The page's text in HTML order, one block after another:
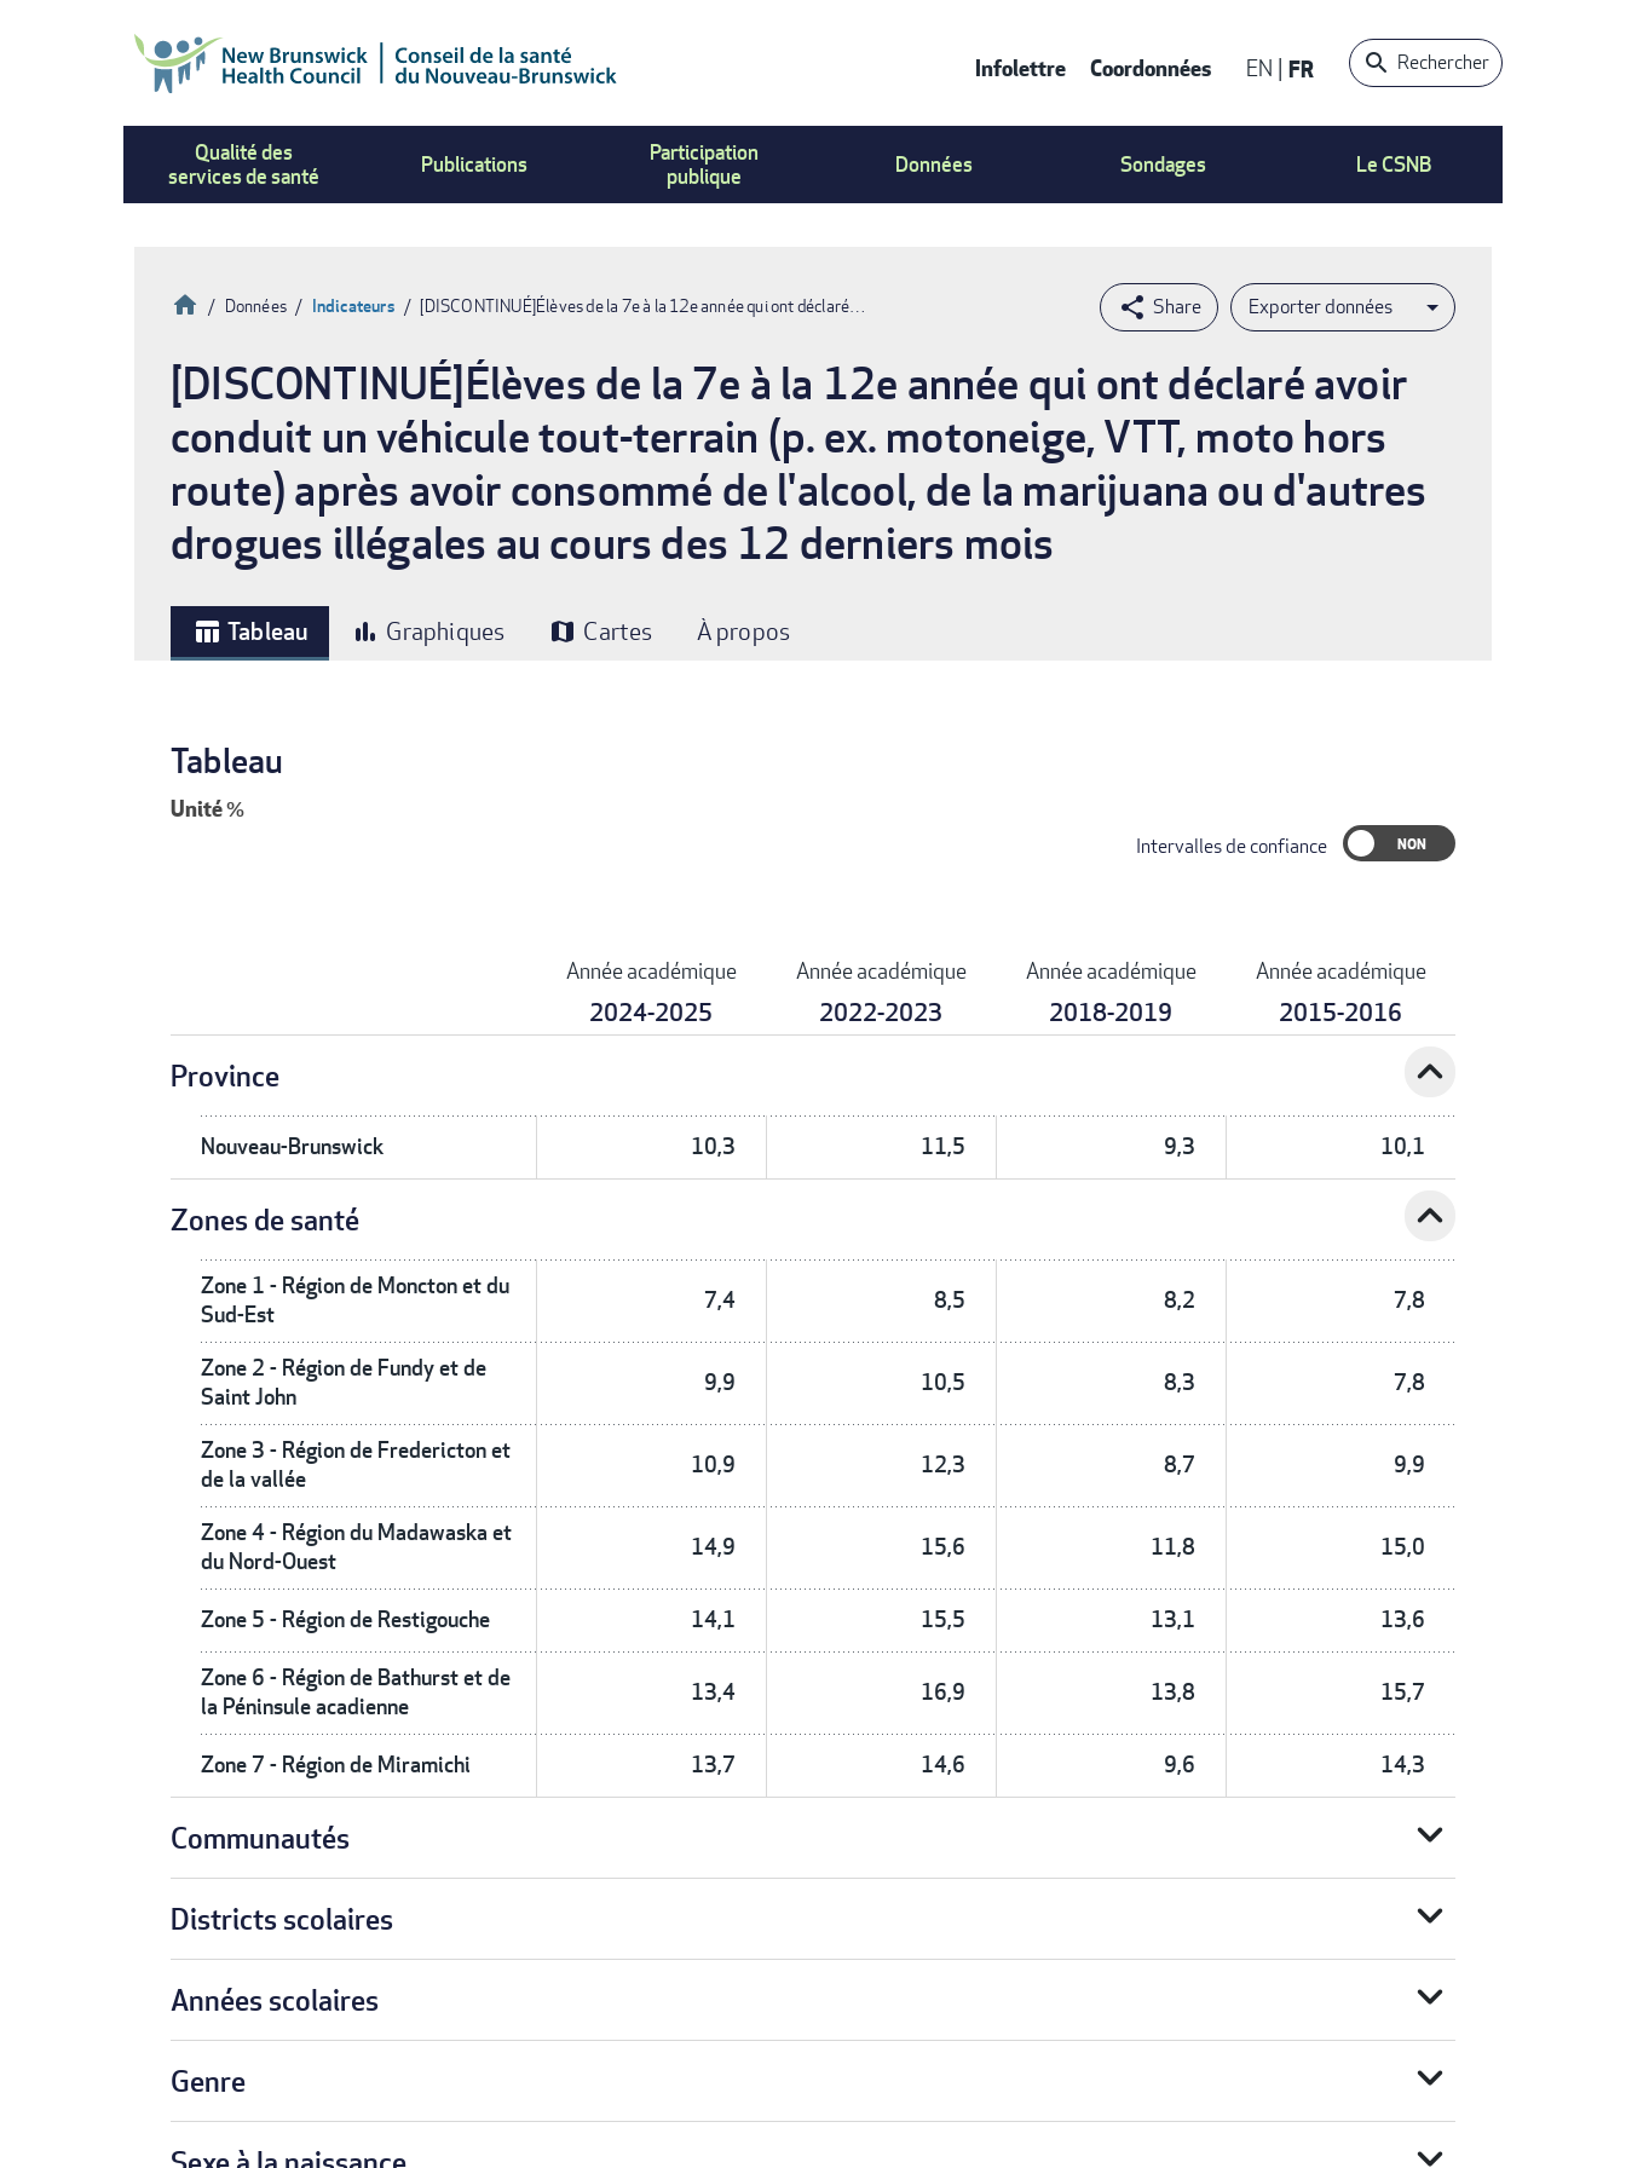
Contact
Menu
Infolettre Coordonnées EN FR Rechercher
Qualité des
services de santé
Publications
Participation
publique
Données Sondages Le CSNB
Exporter données
Fil
d'Ariane
Accueil
Données Indicateurs [DISCONTINUÉ]Élèves de la 7e à la 12e année qui ont déclaré…
[DISCONTINUÉ]Élèves de la 7e à la 12e année qui ont déclaré avoir
conduit un véhicule tout-terrain (p. ex. motoneige, VTT, moto hors
route) après avoir consommé de l'alcool, de la marijuana ou d'autres
drogues illégales au cours des 12 derniers mois
table_chart Tableau bar_chart Graphiques map Cartes À propos
Tableau
Unité%
Intervalles de confiance
Année académique
2024-2025
Année académique
2022-2023
Année académique
2018-2019
Année académique
2015-2016
Province expand_less
Nouveau-Brunswick 10,3 11,5 9,3 10,1
Zones de santé expand_less
Zone 1 - Région de Moncton et du
Sud-Est
7,4 8,5 8,2 7,8
Zone 2 - Région de Fundy et de
Saint John
9,9 10,5 8,3 7,8
Zone 3 - Région de Fredericton et
de la vallée
10,9 12,3 8,7 9,9
Zone 4 - Région du Madawaska et
du Nord-Ouest
14,9 15,6 11,8 15,0
Zone 5 - Région de Restigouche 14,1 15,5 13,1 13,6
Zone 6 - Région de Bathurst et de
la Péninsule acadienne
13,4 16,9 13,8 15,7
Zone 7 - Région de Miramichi 13,7 14,6 9,6 14,3
Communautés expand_more
Districts scolaires expand_more
Années scolaires expand_more
Genre expand_more